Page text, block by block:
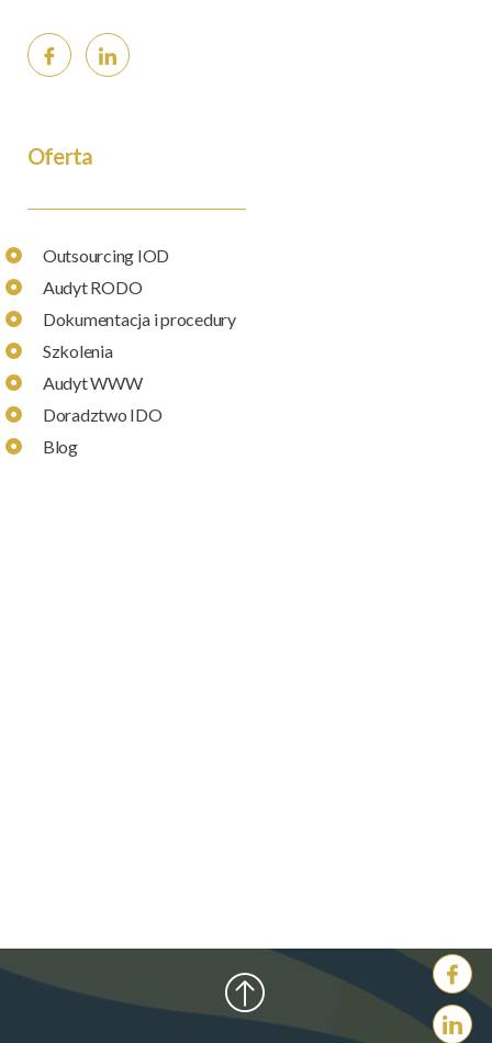
Oferta
Outsourcing IOD
Audyt RODO
Dokumentacja i procedury
Szkolenia
Audyt WWW
Doradztwo IDO
Blog